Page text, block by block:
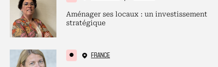
Aménager ses locaux : un investissement
stratégique
FRANCE